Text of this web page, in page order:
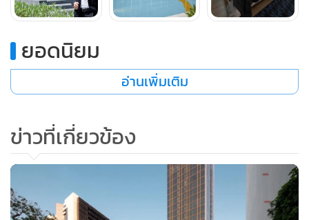
ไลฟ์สไตล์ที่เปลี่ยนแปลงของกลุ่มเป้าหมาย ด้วยแนวคิด "Active"
เน้นเจาะกลุ่มลูกค้าวัยทำงาน First Jobber นักศึกษา รวมถึงนัก
ลงทุน ในทำเลพัฒนาการ ที่แวดล้อมด้วยสถาบันการศึกษา ใกล้
แหล่งงาน และย่านธุรกิจ ทำให้มีความเหมาะสมทั้งการอยู่อาศัย
“ไอคอนโด แอคทีฟ พัฒนาการ” เป็นโครงการคอนโดฯ พร้อม
อยู่ มีมูลค่าโครงการ 1,000 ล้านบาท พื้นที่โครงการ 5 ไร่ เป็น
คอนโดฯ 8 ชั้น จำนวน 2 อาคาร รวม 445 ยูนิต ประกอบด้วย
ห้องแบบ 1 ห้องนอน พื้นที่ใช้สอยขนาด 24.1-30.6 ตร.ม. ราคา
ยอดนิยม
อ่านเพิ่มเติม
ข่าวที่เกี่ยวข้อง